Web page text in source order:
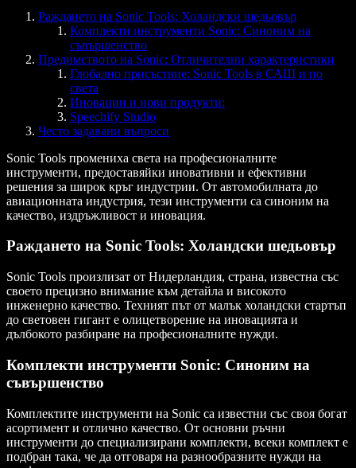
Раждането на Sonic Tools: Холандски шедьовър
Комплекти инструменти Sonic: Синоним на
съвършенство
Предимството на Sonic: Отличителни характеристики
Глобално присъствие: Sonic Tools в САЩ и по
света
Иновации и нови продукти:
Speechify Studio
Често задавани въпроси
Sonic Tools промениха света на професионалните
инструменти, предоставяйки иновативни и ефективни
решения за широк кръг индустрии. От автомобилната до
авиационната индустрия, тези инструменти са синоним на
качество, издръжливост и иновация.
Раждането на Sonic Tools: Холандски шедьовър
Sonic Tools произлизат от Нидерландия, страна, известна със
своето прецизно внимание към детайла и високото
инженерно качество. Техният път от малък холандски стартъп
до световен гигант е олицетворение на иновацията и
дълбокото разбиране на професионалните нужди.
Комплекти инструменти Sonic: Синоним на
съвършенство
Комплектите инструменти на Sonic са известни със своя богат
асортимент и отлично качество. От основни ръчни
инструменти до специализирани комплекти, всеки комплект е
подбран така, че да отговаря на разнообразните нужди на